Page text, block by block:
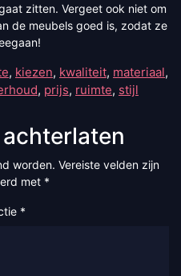
zitten. Vergeet ook niet om
de meubels goed is, zodat ze
, kiezen, kwaliteit, materiaal,
, prijs, ruimte, stijl
worden. Vereiste velden zijn
met *
*